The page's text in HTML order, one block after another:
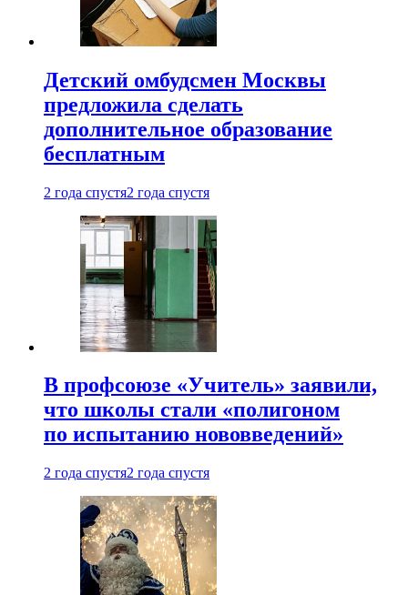
Детский омбудсмен Москвы
предложила сделать
дополнительное образование
бесплатным
2 года спустя2 года спустя
В профсоюзе «Учитель» заявили,
что школы стали «полигоном
по испытанию нововведений»
2 года спустя2 года спустя